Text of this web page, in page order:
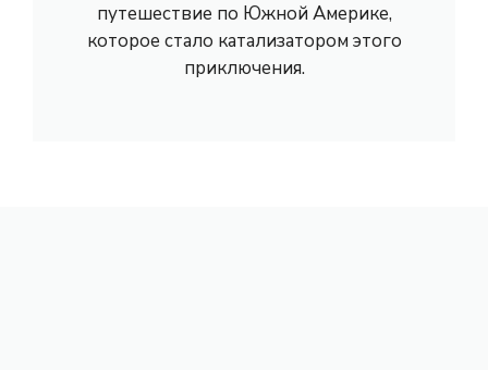
путешествие по Южной Америке,
которое стало катализатором этого
приключения.